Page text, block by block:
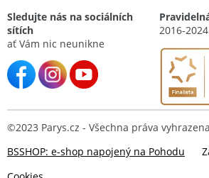
Sledujte nás na sociálních
sítích
ať Vám nic neunikne
2016-2024
©2023 Parys.cz - Všechna práva vyhrazena
BSSHOP: e-shop napojený na Pohodu